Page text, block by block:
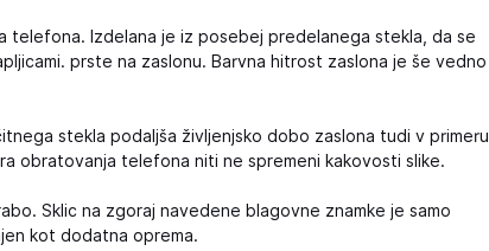
telefona. Izdelana je iz posebej predelanega stekla, da se
prste na zaslonu. Barvna hitrost zaslona je še vedno
stekla podaljša življenjsko dobo zaslona tudi v primeru
obratovanja telefona niti ne spremeni kakovosti slike.
Sklic na zgoraj navedene blagovne znamke je samo
kot dodatna oprema.